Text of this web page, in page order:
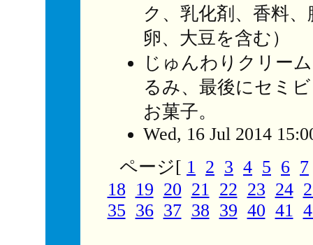
ク、乳化剤、香料
卵、大豆を含む）
じゅんわりクリー
るみ、最後にセミ
お菓子。
Wed, 16 Jul 2014
ページ[ 1 2 3 4 5 6 7
18 19 20 21 22 23 24
35 36 37 38 39 40 41